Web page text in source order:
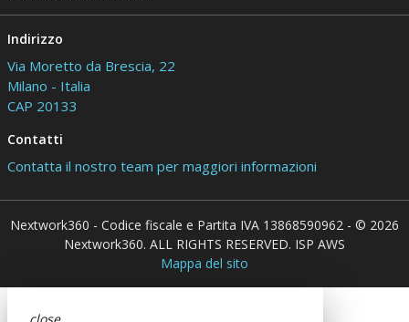
Indirizzo
Via Moretto da Brescia, 22
Milano - Italia
CAP 20133
Contatti
Contatta il nostro team per maggiori informazioni
Nextwork360 - Codice fiscale e Partita IVA 13868590962 - © 2026
Nextwork360. ALL RIGHTS RESERVED. ISP AWS
Mappa del sito